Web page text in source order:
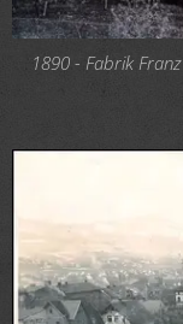
1890 - Fabrik